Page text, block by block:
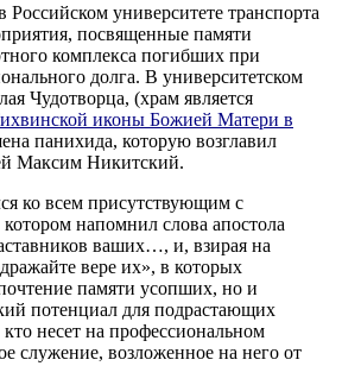
Российском университете транспорта
посвященные памяти
комплекса погибших при
долга. В университетском
Чудотворца, (храм является
иконы Божией Матери в
панихида, которую возглавил
Максим Никитский.
ко всем присутствующим с
напомнил слова апостола
ваших…, и, взирая на
вере их», в которых
памяти усопших, но и
потенциал для подрастающих
несет на профессиональном
служение, возложенное на него от